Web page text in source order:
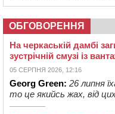
ОБГОВОРЕННЯ
На черкаській дамбі
зустрічній смузі із
05 СЕРПНЯ 2026, 12:16
Georg Green: 26 липня
то це якийсь жах, від цих